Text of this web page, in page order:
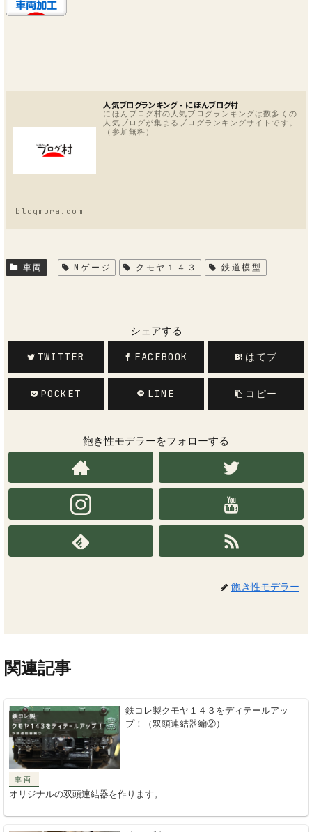
人気ブログランキング - にほんブログ村
にほんブログ村の人気ブログランキングは数多くの
人気ブログが集まるブログランキングサイトです。
（参加無料）
blogmura.com
車両 Nゲージ クモヤ１４３ 鉄道模型
シェアする
TWITTER FACEBOOK はてブ
POCKET LINE コピー
飽き性モデラーをフォローする
飽き性モデラー
関連記事
車両
鉄コレ製クモヤ１４３をディテールアッ
プ！（双頭連結器編②）
オリジナルの双頭連結器を作ります。